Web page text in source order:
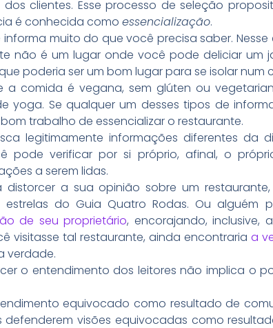
clientes. Esse processo de seleção
é conhecida como essencialização.
muito do que você precisa saber.
não é um lugar onde você pode deliciar um
poderia ser um bom lugar para se isolar num
a comida é vegana, sem glúten ou
yoga. Se qualquer um desses tipos de
trabalho de essencializar o restaurante.
legitimamente informações diferentes da
pode verificar por si próprio, afinal, o
a serem lidas.
distorcer a sua opinião sobre um
do Guia Quatro Rodas. Ou alguém
de seu proprietário, encorajando, inclusive,
visitasse tal restaurante, ainda encontrariaa
verdade.
o entendimento dos leitores não implica o
equivocado como resultado de
visões equivocadas como